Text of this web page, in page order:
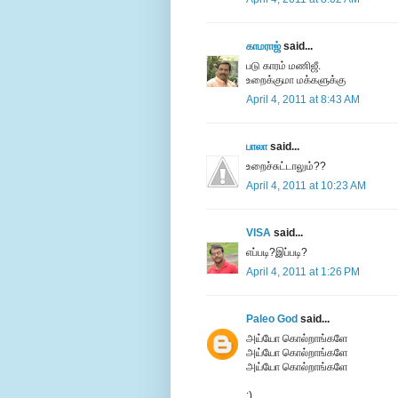
காமராஜ்said...
படு காரம் மணிஜீ.
உறைக்குமா மக்களுக்கு
April 4, 2011 at 8:43 AM
பாலாsaid...
உறைச்சுட்டாலும்??
April 4, 2011 at 10:23 AM
VISA said...
எப்படி?இப்படி?
April 4, 2011 at 1:26 PM
Paleo God said...
அய்யோ கொல்றாங்களே
அய்யோ கொல்றாங்களே
அய்யோ கொல்றாங்களே
:)